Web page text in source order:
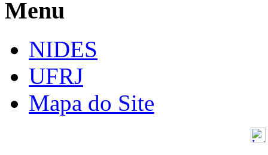
Menu
NIDES
UFRJ
Mapa do Site